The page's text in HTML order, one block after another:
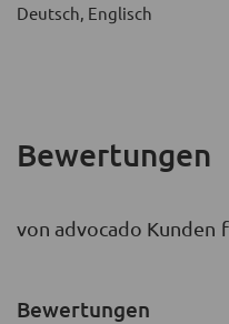
Deutsch, Englisch
Bewertungen
von advocado Kunden
Bewertungen